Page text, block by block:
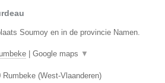
Soumoy en in de provincie Namen.
| Google maps ▼
Rumbeke (West-Vlaanderen)